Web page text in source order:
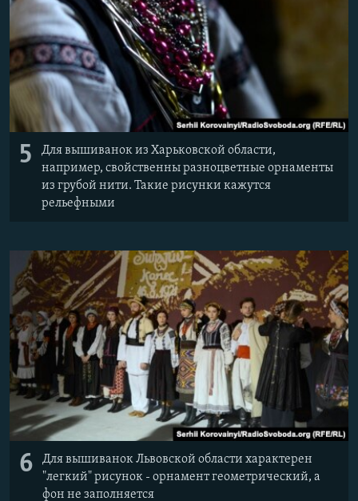
Հայերեն
English
Русский
Все сайты Радио Азатутюн
5
Для вышиванок из Харьковской области,
например, свойственны разноцветные орнаменты
из грубой нити. Такие рисунки кажутся
рельефными
6
Для вышиванок Львовской области характерен
"легкий" рисунок - орнамент геометрический, а
фон не заполняется